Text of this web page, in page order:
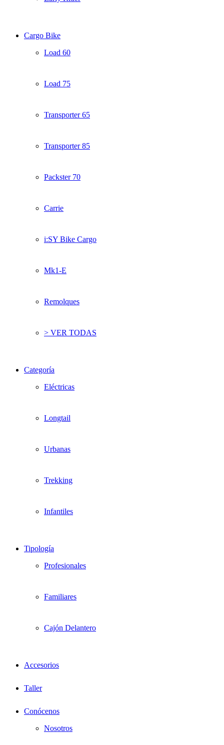
Cargo Bike
Load 60
Load 75
Transporter 65
Transporter 85
Packster 70
Carrie
i:SY Bike Cargo
Mk1-E
Remolques
> VER TODAS
Categoría
Eléctricas
Longtail
Urbanas
Trekking
Infantiles
Tipología
Profesionales
Familiares
Cajón Delantero
Accesorios
Taller
Conócenos
Nosotros